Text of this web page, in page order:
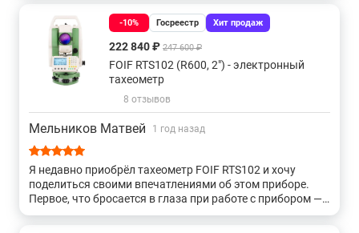
С оптическим центриром и точностью 1"
С точностью 1" и закрепительными винтами
С оптическим центриром и точностью 2"
С лазерным центриром и точностью 2"
за эту стоимость тахеометр выполняет свои функции.
-10% Госреестр Хит продаж
222 840 ₽ 247 600 ₽
FOIF RTS102 (R600, 2") - электронный
тахеометр
8 отзывов
Мельников Матвей 1 год назад
Я недавно приобрёл тахеометр FOIF RTS102 и хочу
поделиться своими впечатлениями об этом приборе.
Первое, что бросается в глаза при работе с прибором —
это его высокая точность и надёжность. Точность